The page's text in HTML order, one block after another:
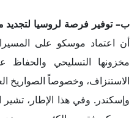
ب– توفير فرصة لروسيا لتجديد
أن اعتماد موسكو على
مخزونها التسليحي
وإسكندر. وفي هذا الإطار، تشير